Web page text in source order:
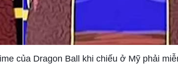
của Dragon Ball khi chiếu ở Mỹ phải